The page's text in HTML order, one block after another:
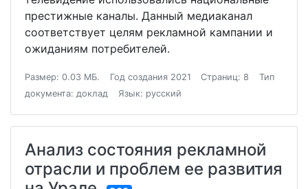
престижные каналы. Данный медиаканал
соответствует целям рекламной кампании и
ожиданиям потребителей.
Размер: 0.03 МБ. Год создания 2021 Страниц: 8
Тип
документа: доклад
Язык: русский
Анализ состояния рекламной
отрасли и проблем ее развития